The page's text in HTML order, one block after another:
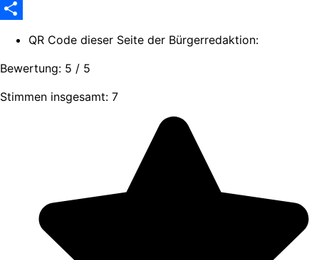
WhatsApp
QR Code dieser Seite der Bürgerredaktion:
Bewertung: 5 / 5
Stimmen insgesamt: 7